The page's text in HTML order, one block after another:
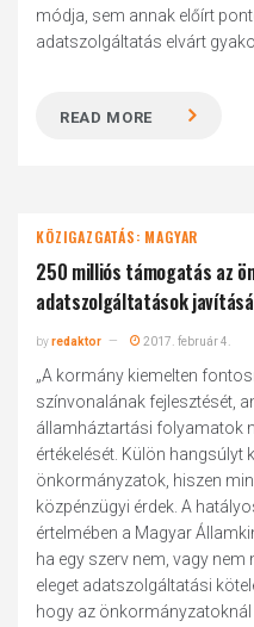
módja, sem annak előírt
adatszolgáltatás elvárt
READ MORE
KÖZIGAZGATÁS: MAGYAR
250 milliós támogatás az
adatszolgáltatások
byredaktor 2017. február 4.
„A kormány kiemelten
színvonalának fejlesztését,
államháztartási folyamatok
értékelését. Külön hangsúlyt
önkormányzatok, hiszen
közpénzügyi érdek. A
értelmében a Magyar
ha egy szerv nem, vagy
eleget adatszolgáltatási
hogy az önkormányzatoknál